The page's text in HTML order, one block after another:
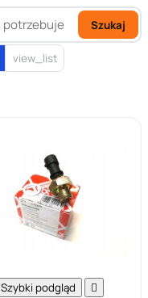
Szukaj
view_list
Szybki podgląd 